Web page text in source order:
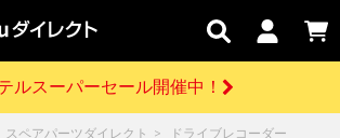
ン
ン
関連
サービス
お問い
合わせ
はじめての
催中のキャンペーン
お買い物ガイド
ログインする
ルスーパーセール開催中！
スペアパーツダイレクト
ドライブレコーダー